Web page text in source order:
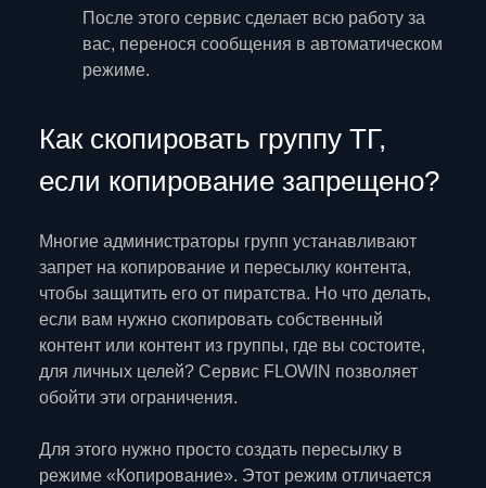
После этого сервис сделает всю работу за
вас, перенося сообщения в автоматическом
режиме.
Как скопировать группу ТГ,
если копирование запрещено?
Многие администраторы групп устанавливают
запрет на копирование и пересылку контента,
чтобы защитить его от пиратства. Но что делать,
если вам нужно скопировать собственный
контент или контент из группы, где вы состоите,
для личных целей? Сервис FLOWIN позволяет
обойти эти ограничения.
Для этого нужно просто создать пересылку в
режиме «Копирование». Этот режим отличается